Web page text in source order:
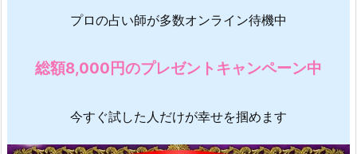
プロの占い師が多数オンライン待機中
総額8,000円のプレゼントキャンペーン中
今すぐ試した人だけが幸せを掴めます